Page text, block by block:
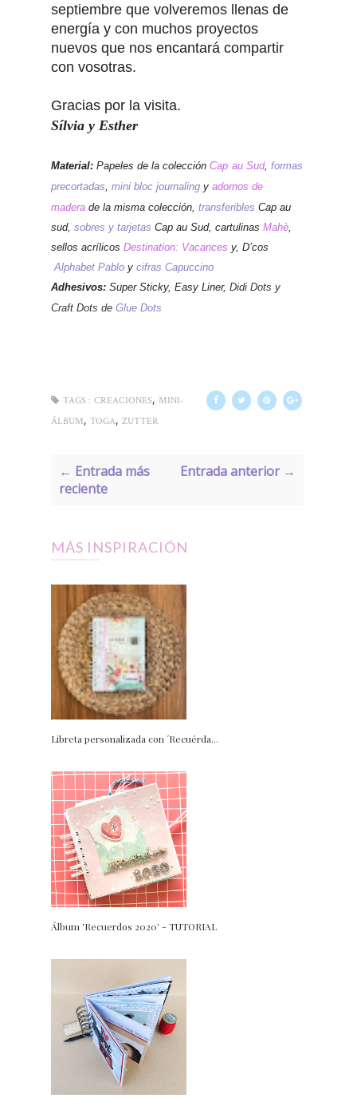
septiembre que volveremos llenas de
energía y con muchos proyectos
nuevos que nos encantará compartir
con vosotras.
Gracias por la visita.
Sílvia y Esther
Material: Papeles de la colección Cap au Sud formas
precortadas mini bloc journaling y adornos de
madera de la misma colección, transferibles Cap au
sud, sobres y tarjetas Cap au Sud, cartulinas Mahè
sellos acrílicos Destination: Vacances y, D’cos
Alphabet Pablo y cifras Capuccino
Adhesivos: Super Sticky, Easy Liner, Didi Dots y
Craft Dots de Glue Dots
TAGS : CREACIONES, MINI-
ÁLBUM, TOGA, ZUTTER
← Entrada más
reciente
Entrada anterior →
MÁS INSPIRACIÓN
Libreta personalizada con ´Recuérda...
Álbum 'Recuerdos 2020' - TUTORIAL